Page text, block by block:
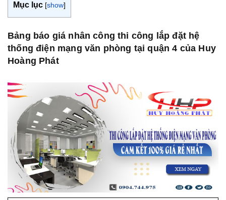
Mục lục [show]
Bảng báo giá nhân công thi công lắp đặt hệ
thống điện mạng văn phòng tại quận 4 của Huy
Hoàng Phát